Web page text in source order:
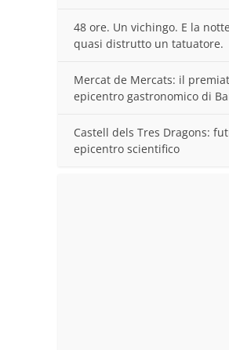
48 ore. Un vichingo. E la
quasi distrutto un tatuatore.
Mercat de Mercats: il
epicentro gastronomico di
Castell dels Tres Dragons:
epicentro scientifico